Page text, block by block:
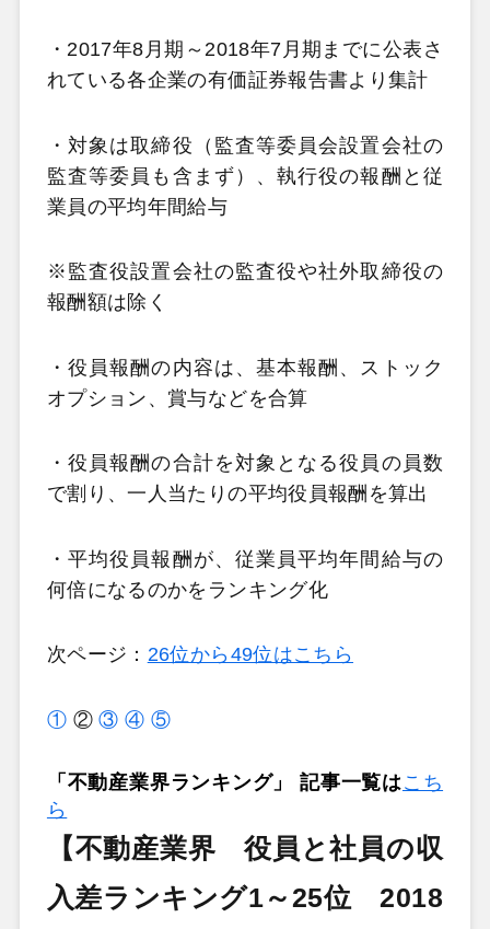
・2017年8月期～2018年7月期までに公表さ
れている各企業の有価証券報告書より集計
・対象は取締役（監査等委員会設置会社の
監査等委員も含まず）、執行役の報酬と従
業員の平均年間給与
※監査役設置会社の監査役や社外取締役の
報酬額は除く
・役員報酬の内容は、基本報酬、ストック
オプション、賞与などを合算
・役員報酬の合計を対象となる役員の員数
で割り、一人当たりの平均役員報酬を算出
・平均役員報酬が、従業員平均年間給与の
何倍になるのかをランキング化
次ページ： 26位から49位はこちら
① ②③ ④ ⑤
「不動産業界ランキング」 記事一覧はこち
ら
【不動産業界 役員と社員の収
入差ランキング1～25位 2018